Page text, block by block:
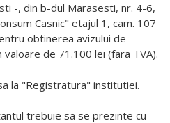
-, din b-dul Marasesti, nr. 4-6,
Casnic" etajul 1, cam. 107
obtinerea avizului de
de 71.100 lei (fara TVA).
la "Registratura" institutiei.
trebuie sa se prezinte cu